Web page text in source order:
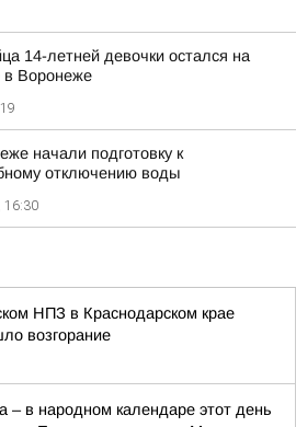
14-летней девочки остался на
в Воронеже
начали подготовку к
отключению воды
16:30
НПЗ в Краснодарском крае
возгорание
– в народном календаре этот день